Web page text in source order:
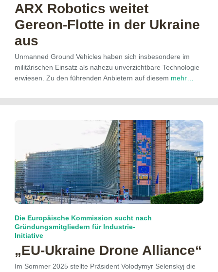
ARX Robotics weitet
Gereon-Flotte in der Ukraine
aus
Unmanned Ground Vehicles haben sich insbesondere im
militärischen Einsatz als nahezu unverzichtbare Technologie
erwiesen. Zu den führenden Anbietern auf diesem mehr…
Die Europäische Kommission sucht nach
Gründungsmitgliedern für Industrie-
Initiative
„EU-Ukraine Drone Alliance“
Im Sommer 2025 stellte Präsident Volodymyr Selenskyj die